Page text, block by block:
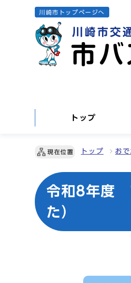
川崎市トップページへ
トップ
現在位置 トップ お
令和8年度
た）